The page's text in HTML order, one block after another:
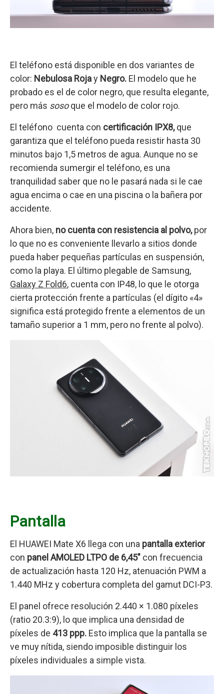
El teléfono está disponible en dos variantes de
color: Nebulosa Rojay Negro. El modelo que he
probado es el de color negro, que resulta elegante,
pero más sosoque el modelo de color rojo.
El teléfono cuenta con certificación IPX8,que
garantiza que el teléfono pueda resistir hasta 30
minutos bajo 1,5 metros de agua. Aunque no se
recomienda sumergir el teléfono, es una
tranquilidad saber que no le pasará nada si le cae
agua encima o cae en una piscina o la bañera por
accidente.
Ahora bien, no cuenta con resistencia al polvo,por
lo que no es conveniente llevarlo a sitios donde
pueda haber pequeñas partículas en suspensión,
como la playa. El último plegable de Samsung,
Galaxy Z Fold6, cuenta con IP48, lo que le otorga
cierta protección frente a partículas (el dígito «4»
significa está protegido frente a elementos de un
tamaño superior a 1 mm, pero no frente al polvo).
Pantalla
El HUAWEI Mate X6 llega con una pantalla exterior
con panel AMOLED LTPO de 6,45″ con frecuencia
de actualización hasta 120 Hz, atenuación PWM a
1.440 MHz y cobertura completa del gamut DCI-P3.
El panel ofrece resolución 2.440 × 1.080 píxeles
(ratio 20.3:9), lo que implica una densidad de
píxeles de 413 ppp. Esto implica que la pantalla se
ve muy nítida, siendo imposible distinguir los
píxeles individuales a simple vista.